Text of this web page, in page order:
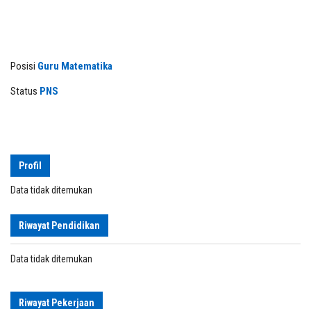
Posisi Guru Matematika
Status PNS
Profil
Data tidak ditemukan
Riwayat Pendidikan
Data tidak ditemukan
Riwayat Pekerjaan